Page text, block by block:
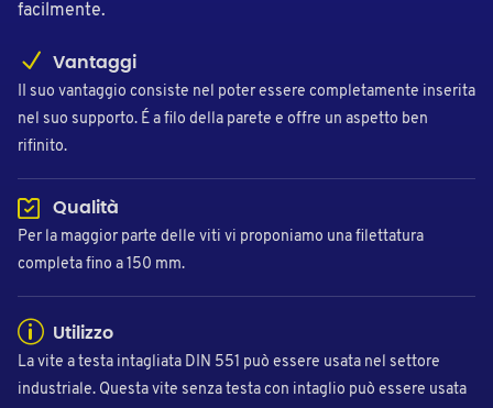
facilmente.
Vantaggi
II suo vantaggio consiste nel poter essere completamente inserita
nel suo supporto. É a filo della parete e offre un aspetto ben
rifinito.
Qualità
Per la maggior parte delle viti vi proponiamo una filettatura
completa fino a 150 mm.
Utilizzo
La vite a testa intagliata DIN 551 può essere usata nel settore
industriale. Questa vite senza testa con intaglio può essere usata